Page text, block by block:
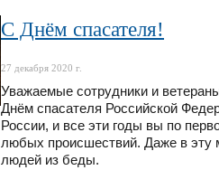
С Днём спасателя!
27 декабря 2020 г.
Уважаемые сотрудники и
Днём спасателя Российской
России, и все эти годы вы по
любых происшествий. Даже в эту
людей из беды.